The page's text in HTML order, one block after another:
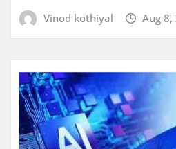
Vinod kothiyal Aug 8,